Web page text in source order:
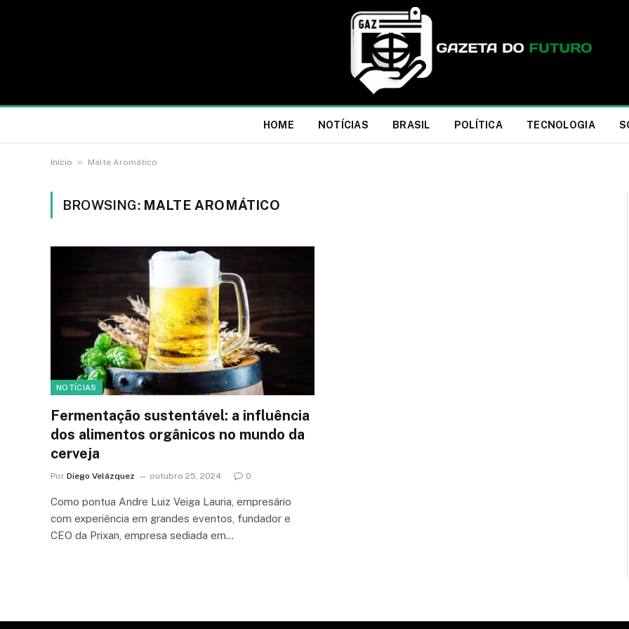
HOME NOTÍCIAS BRASIL POLÍTICA TECNOLOGIA
Início » Malte Aromático
BROWSING: MALTE AROMÁTICO
NOTÍCIAS
Fermentação sustentável: a influência
dos alimentos orgânicos no mundo da
cerveja
Por Diego Velázquez outubro 25, 2024 0
Como pontua Andre Luiz Veiga Lauria, empresário
com experiência em grandes eventos, fundador e
CEO da Prixan, empresa sediada em…